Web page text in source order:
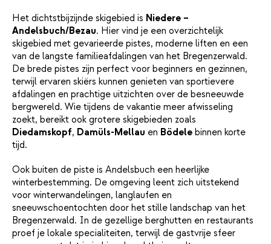
Het dichtstbijzijnde skigebied is Niedere –
Andelsbuch/Bezau. Hier vind je een overzichtelijk
skigebied met gevarieerde pistes, moderne liften en een
van de langste familieafdalingen van het Bregenzerwald.
De brede pistes zijn perfect voor beginners en gezinnen,
terwijl ervaren skiërs kunnen genieten van sportievere
afdalingen en prachtige uitzichten over de besneeuwde
bergwereld. Wie tijdens de vakantie meer afwisseling
zoekt, bereikt ook grotere skigebieden zoals
Diedamskopf, Damüls-Mellau en Bödele binnen korte
tijd.
Ook buiten de piste is Andelsbuch een heerlijke
winterbestemming. De omgeving leent zich uitstekend
voor winterwandelingen, langlaufen en
sneeuwschoentochten door het stille landschap van het
Bregenzerwald. In de gezellige berghutten en restaurants
proef je lokale specialiteiten, terwijl de gastvrije sfeer